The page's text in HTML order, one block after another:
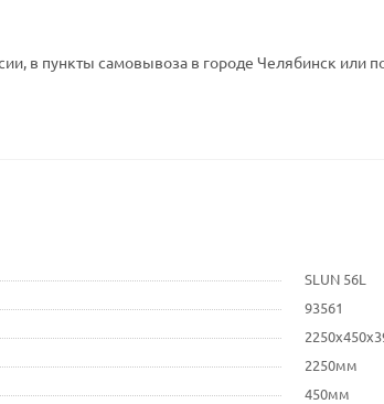
в пункты самовывоза в городе Челябинск или
SLUN 56L
93561
2250мм
450мм